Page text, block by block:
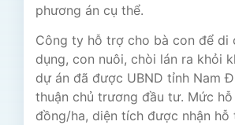
phương án cụ thể.
Công ty hỗ trợ cho bà con để di
dụng, con nuôi, chòi lán ra khỏi
dự án đã được UBND tỉnh Nam
thuận chủ trương đầu tư. Mức
đồng/ha, diện tích được nhận hỗ